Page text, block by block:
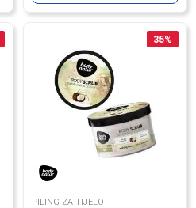
35%
PILING ZA TIJELO